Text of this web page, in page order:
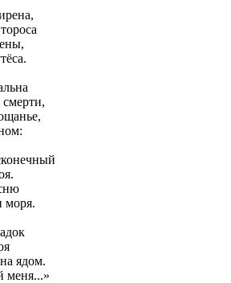
моря.
ядом.
меня...»